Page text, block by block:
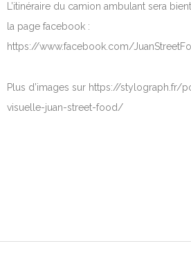
L’itinéraire du camion ambulant sera
la page facebook :
https://www.facebook.com/
Plus d’images sur https://stylograph.fr/
visuelle-juan-street-food/